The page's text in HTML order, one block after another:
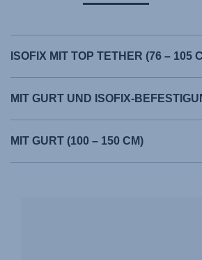
ISOFIX MIT TOP TETHER (76 – 105
MIT GURT UND ISOFIX-
MIT GURT (100 – 150 CM)